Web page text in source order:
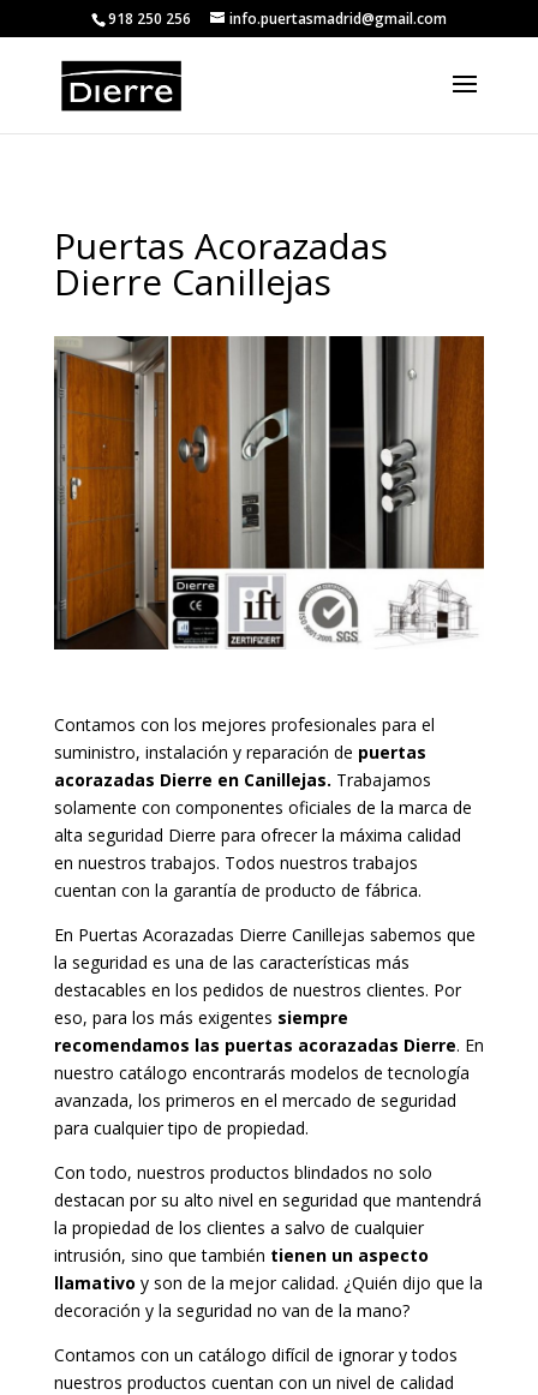
918 250 256 info.puertasmadrid@gmail.com
Puertas Acorazadas
Dierre Canillejas
Contamos con los mejores profesionales para el
suministro, instalación y reparación de puertas
acorazadas Dierre en Canillejas. Trabajamos
solamente con componentes oficiales de la marca de
alta seguridad Dierre para ofrecer la máxima calidad
en nuestros trabajos. Todos nuestros trabajos
cuentan con la garantía de producto de fábrica.
En Puertas Acorazadas Dierre Canillejas sabemos que
la seguridad es una de las características más
destacables en los pedidos de nuestros clientes. Por
eso, para los más exigentes siempre
recomendamos las puertas acorazadas Dierre. En
nuestro catálogo encontrarás modelos de tecnología
avanzada, los primeros en el mercado de seguridad
para cualquier tipo de propiedad.
Con todo, nuestros productos blindados no solo
destacan por su alto nivel en seguridad que mantendrá
la propiedad de los clientes a salvo de cualquier
intrusión, sino que también tienen un aspecto
llamativo y son de la mejor calidad. ¿Quién dijo que la
decoración y la seguridad no van de la mano?
Contamos con un catálogo difícil de ignorar y todos
nuestros productos cuentan con un nivel de calidad